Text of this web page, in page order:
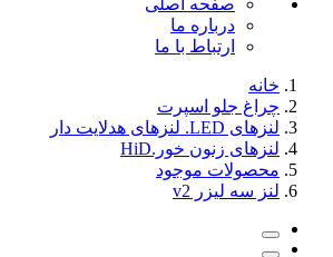
صفحه اصلی
درباره ما
ارتباط با ما
خانه
چراغ جلو اسپرت
لنزهای LED. لنزهای هدلایت دار
لنزهای زنون خور.HiD
محصولات موجود
لنز سه لیزر v2